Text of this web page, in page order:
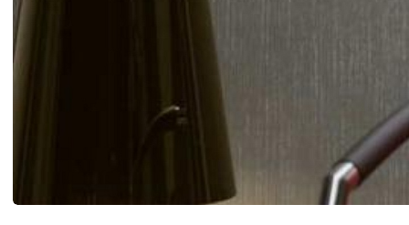
Rivestimenti murali CLOUD
Rivestimenti murali CLOUD PUR.
L'estesa gamma dei rivestimenti
tela di cotone al poliestere, dalla
tessuto non tessuto, fino a
alcuni particolari tessuti